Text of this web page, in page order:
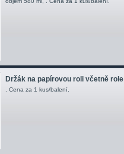
Držák na papírovou roli včetně role
. Cena za 1 kus/balení.